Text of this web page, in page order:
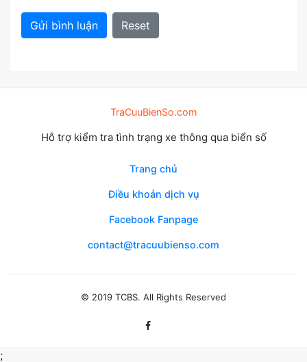
Gửi bình luận Reset
TraCuuBienSo.com
Hỗ trợ kiểm tra tình trạng xe thông qua biển số
Trang chủ
Điều khoản dịch vụ
Facebook Fanpage
contact@tracuubienso.com
© 2019 TCBS. All Rights Reserved
;